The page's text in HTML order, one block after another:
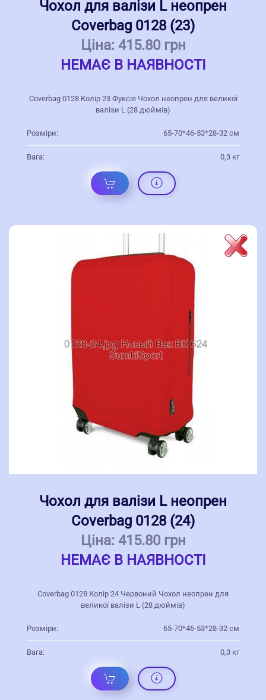
Чохол для валізи L неопрен
Coverbag 0128 (23)
Ціна: 415.80 грн
НЕМАЄ В НАЯВНОСТІ
Coverbag 0128 Колір 23 Фуксія Чохол неопрен для великої
валізи L (28 дюймів)
Розміри: 65-70*46-53*28-32 см
Вага: 0,3 кг
Чохол для валізи L неопрен
Coverbag 0128 (24)
Ціна: 415.80 грн
НЕМАЄ В НАЯВНОСТІ
Coverbag 0128 Колір 24 Червоний Чохол неопрен для
великої валізи L (28 дюймів)
Розміри: 65-70*46-53*28-32 см
Вага: 0,3 кг